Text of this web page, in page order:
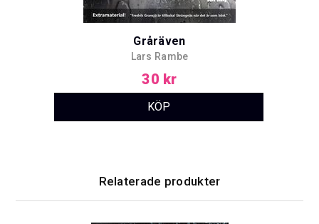
Gråräven
Lars Rambe
30 kr
Relaterade produkter